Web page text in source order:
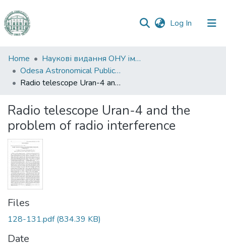
Log In (current)
Communities
&
Collections
Statistics
Home
Наукові видання ОНУ імені І. І. Мечникова
Odesa Astronomical Publications
Radio telescope Uran-4 and the problem of radio interference
Radio telescope Uran-4 and the
problem of radio interference
Files
128-131.pdf(834.39 KB)
Date